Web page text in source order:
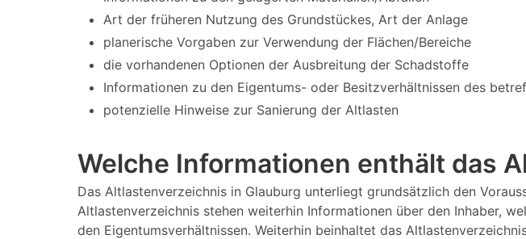
Art der früheren Nutzung des Grundstückes, Art der Anlage
planerische Vorgaben zur Verwendung der Flächen/Bereiche
die vorhandenen Optionen der Ausbreitung der Schadstoffe
Informationen zu den Eigentums- oder Besitzverhältnissen des
potenzielle Hinweise zur Sanierung der Altlasten
Welche Informationen enthält das
Das Altlastenverzeichnis in Glauburg unterliegt grundsätzlich den
Altlastenverzeichnis stehen weiterhin Informationen über den Inhaber,
den Eigentumsverhältnissen. Weiterhin beinhaltet das